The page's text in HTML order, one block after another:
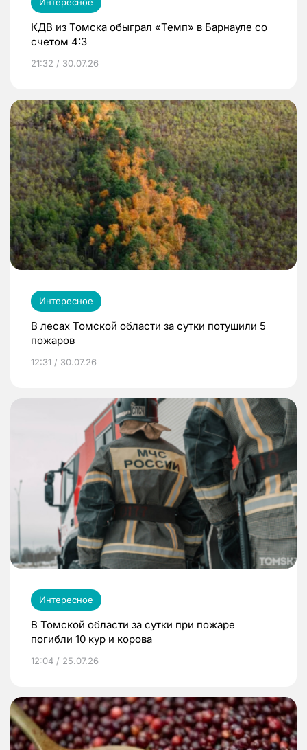
Интересное
КДВ из Томска обыграл «Темп» в Барнауле со
счетом 4:3
21:32 / 30.07.26
Интересное
В лесах Томской области за сутки потушили 5
пожаров
12:31 / 30.07.26
Интересное
В Томской области за сутки при пожаре
погибли 10 кур и корова
12:04 / 25.07.26